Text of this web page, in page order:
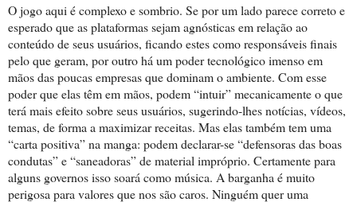
O jogo aqui é complexo e sombrio. Se por um lado parece correto e
esperado que as plataformas sejam agnósticas em relação ao
conteúdo de seus usuários, ficando estes como responsáveis finais
pelo que geram, por outro há um poder tecnológico imenso em
mãos das poucas empresas que dominam o ambiente. Com esse
poder que elas têm em mãos, podem “intuir” mecanicamente o que
terá mais efeito sobre seus usuários, sugerindo-lhes notícias, vídeos,
temas, de forma a maximizar receitas. Mas elas também tem uma
“carta positiva” na manga: podem declarar-se “defensoras das boas
condutas” e “saneadoras” de material impróprio. Certamente para
alguns governos isso soará como música. A barganha é muito
perigosa para valores que nos são caros. Ninguém quer uma